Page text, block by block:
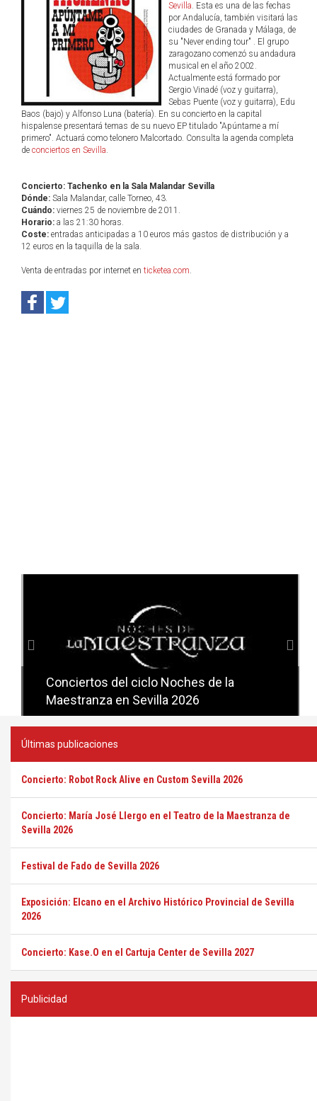
Sevilla. Esta es una de las fechas
por Andalucía, también visitará las
ciudades de Granada y Málaga, de
su "Never ending tour" . El grupo
zaragozano comenzó su andadura
musical en el año 2002.
Actualmente está formado por
Sergio Vinadé (voz y guitarra),
Sebas Puente (voz y guitarra), Edu
Baos (bajo) y Alfonso Luna (batería). En su concierto en la capital
hispalense presentará temas de su nuevo EP titulado "Apúntame a mí
primero". Actuará como telonero Malcortado. Consulta la agenda completa
de conciertos en Sevilla.
Concierto: Tachenko en la Sala Malandar Sevilla
Dónde: Sala Malandar, calle Torneo, 43.
Cuándo: viernes 25 de noviembre de 2011.
Horario: a las 21:30 horas.
Coste: entradas anticipadas a 10 euros más gastos de distribución y a
12 euros en la taquilla de la sala.
Venta de entradas por internet en ticketea.com.
Conciertos del ciclo Noches de la
Maestranza en Sevilla 2026
Conciertos del ciclo Candlelight en
Sevilla
Últimas publicaciones
Concierto: Robot Rock Alive en Custom Sevilla 2026
Concierto: María José Llergo en el Teatro de la Maestranza de
Sevilla 2026
Festival de Fado de Sevilla 2026
Exposición: Elcano en el Archivo Histórico Provincial de Sevilla
2026
Concierto: Kase.O en el Cartuja Center de Sevilla 2027
Publicidad